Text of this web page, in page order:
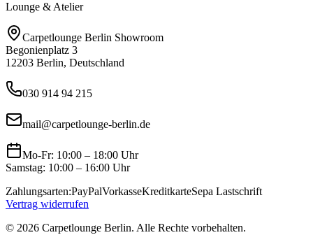
Lounge & Atelier
Carpetlounge Berlin Showroom
Begonienplatz 3
12203 Berlin, Deutschland
030 914 94 215
mail@carpetlounge-berlin.de
Mo-Fr: 10:00 – 18:00 Uhr
Samstag: 10:00 – 16:00 Uhr
Zahlungsarten:PayPalVorkasseKreditkarteSepa Lastschrift
Vertrag widerrufen
© 2026 Carpetlounge Berlin. Alle Rechte vorbehalten.